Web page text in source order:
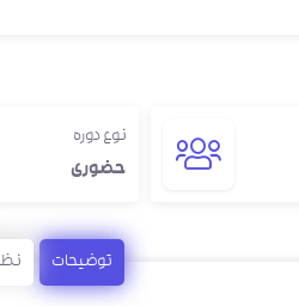
نوع دوره
حضوری
توضیحات